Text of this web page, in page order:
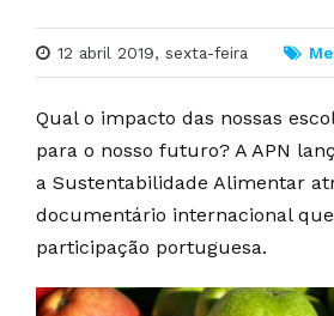
12 abril 2019, sexta-feira
Qual o impacto das nossas
para o nosso futuro? A APN
a Sustentabilidade Alimentar
documentário internacional
participação portuguesa.